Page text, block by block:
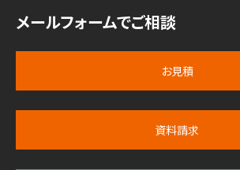
メールフォームでご相談
お見積
資料請求